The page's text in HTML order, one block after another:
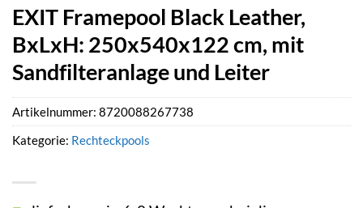
EXIT Framepool Black Leather,
BxLxH: 250x540x122 cm, mit
Sandfilteranlage und Leiter
Artikelnummer: 8720088267738
Kategorie: Rechteckpools